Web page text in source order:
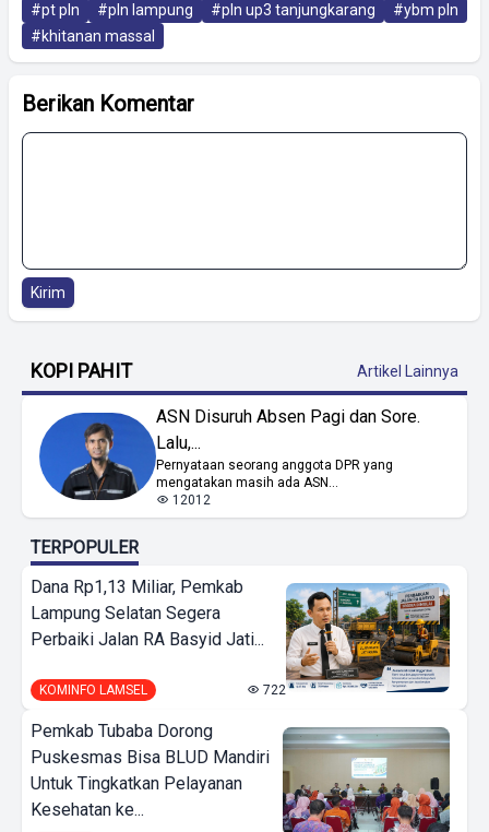
#pt pln #pln lampung #pln up3 tanjungkarang
#ybm pln
#khitanan massal
Berikan Komentar
Kirim
KOPI PAHIT Artikel Lainnya
ASN Disuruh Absen Pagi dan Sore.
Lalu,...
Pernyataan seorang anggota DPR yang
mengatakan masih ada ASN...
12012
TERPOPULER
Dana Rp1,13 Miliar, Pemkab
Lampung Selatan Segera
Perbaiki Jalan RA Basyid Jati...
KOMINFO LAMSEL 722
Pemkab Tubaba Dorong
Puskesmas Bisa BLUD Mandiri
Untuk Tingkatkan Pelayanan
Kesehatan ke...